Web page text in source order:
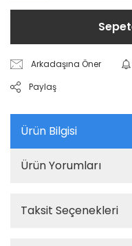
Arkadaşına Öner
Paylaş
Ürün Bilgisi
Ürün Yorumları
Taksit Seçenekleri